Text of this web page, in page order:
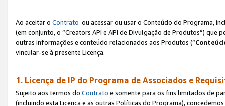
Ao aceitar o Contrato ou acessar ou usar o Conteúdo do Programa,
(em conjunto, o “Creators API e API de Divulgação de Produtos”)
outras informações e conteúdo relacionados aos Produtos (“
vincular-se à presente Licença.
1. Licença de IP do Programa de Associados e
Sujeito aos termos do Contrato e somente para os fins limitados de
(incluindo esta Licença e as outras Políticas do Programa),